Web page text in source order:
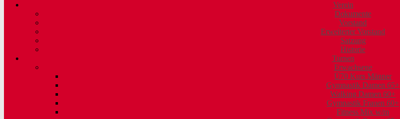
Verein
Dokumente
Vorstand
Erweiterter Vorstand
Satzung
Historie
Turnen
Erwachsene
Ü70 Kurs Männer
Gymnastik Damen 65+
Walking Damen 60+
Gymnastik Frauen 60+
Fitness Mix w/m